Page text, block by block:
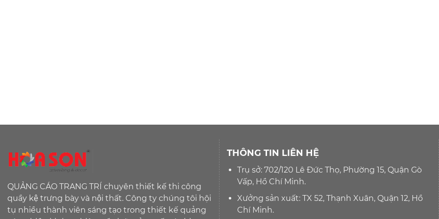
QUẢNG CÁO TRANG TRÍ chuyên thiết kế thi công
quầy kệ trưng bày và nội thất. Công ty chúng tôi hội
tụ nhiều thành viên sáng tạo trong thiết kế quảng
THÔNG TIN LIÊN HỆ
Trụ sở: 702/120 Lê Đức Thọ, Phường 15, Quận Gò
Vấp, Hồ Chí Minh.
Xưởng sản xuất: TX 52, Thạnh Xuân, Quận 12, Hồ
Chí Minh.